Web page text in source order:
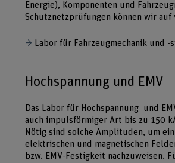
Energie), Komponenten und
Schutznetzprüfungen können wir auf
Labor für Fahrzeugmechanik und -
Hochspannung und EMV
Das Labor für Hochspannung und
auch impulsförmiger Art bis zu 150
Nötig sind solche Amplituden, um
elektrischen und magnetischen
bzw. EMV-Festigkeit nachzuweisen.